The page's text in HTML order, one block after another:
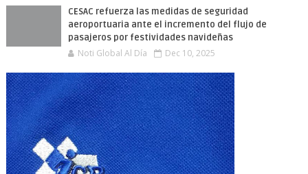
CESAC refuerza las medidas de seguridad
aeroportuaria ante el incremento del flujo de
pasajeros por festividades navideñas
Noti Global Al Día Dec 10, 2025